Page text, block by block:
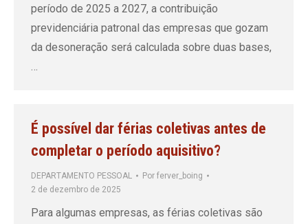
período de 2025 a 2027, a contribuição
previdenciária patronal das empresas que gozam
da desoneração será calculada sobre duas bases,
…
É possível dar férias coletivas antes de
completar o período aquisitivo?
DEPARTAMENTO PESSOAL Por ferver_boing
2 de dezembro de 2025
Para algumas empresas, as férias coletivas são